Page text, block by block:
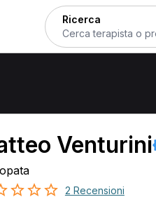
Ricerca
di Verona
Venturini
2 Recensioni